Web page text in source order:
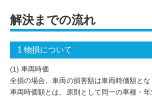
解決までの流れ
1 物損について
(1) 車両時価
全損の場合、車両の損害額は車両時価額と
車両時価額とは、原則として同一の車種・